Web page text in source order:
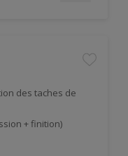
des taches de
+ finition)